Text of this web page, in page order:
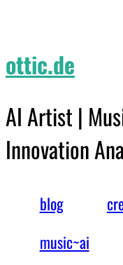
ottic.de
AI Artist |
Innovation
blog
music~ai